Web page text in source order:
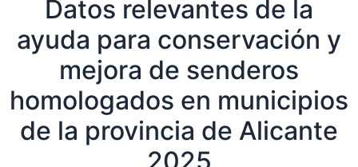
Datos relevantes de la
ayuda para conservación y
mejora de senderos
homologados en municipios
de la provincia de Alicante